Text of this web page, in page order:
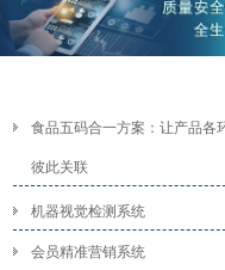
食品五码合一方案：让产品各
彼此关联
机器视觉检测系统
会员精准营销系统